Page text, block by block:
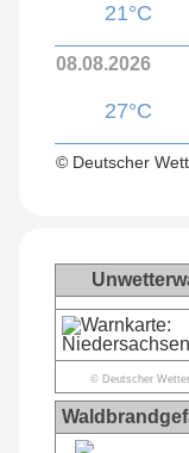
21°C
08.08.2026
27°C
© Deutscher
© Deutscher